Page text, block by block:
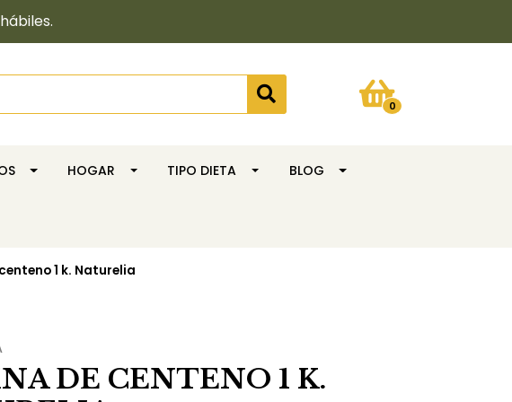
0
HOGAR TIPO DIETA BLOG
1 k. Naturelia
DE CENTENO 1 K.